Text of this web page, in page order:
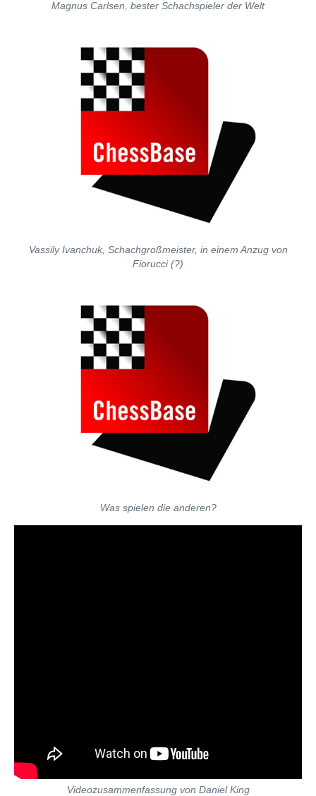
Magnus Carlsen, bester Schachspieler der Welt
Vassily Ivanchuk, Schachgroßmeister, in einem Anzug von
Fiorucci (?)
Was spielen die anderen?
Videozusammenfassung von Daniel King